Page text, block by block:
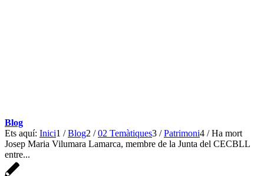
Blog
Ets aquí: Inici1 / Blog2 / 02 Temàtiques3 / Patrimoni4 / Ha mort
Josep Maria Vilumara Lamarca, membre de la Junta del CECBLL
entre...